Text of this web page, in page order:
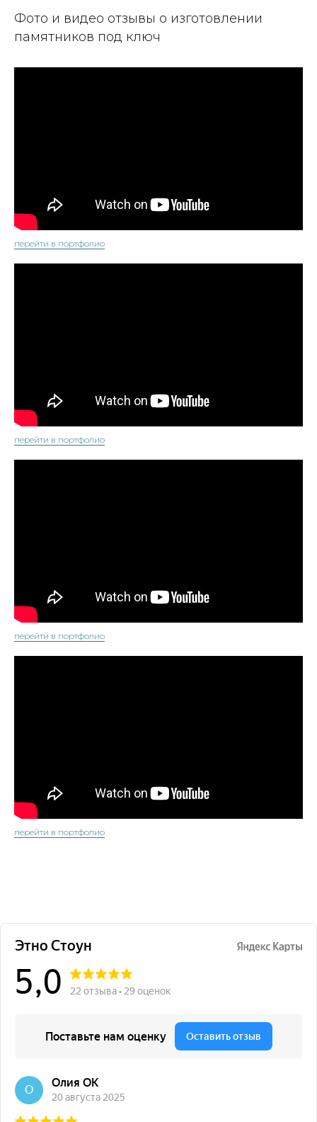
Фото и видео отзывы о изготовлении
памятников под ключ
перейти в портфолио
перейти в портфолио
перейти в портфолио
перейти в портфолио